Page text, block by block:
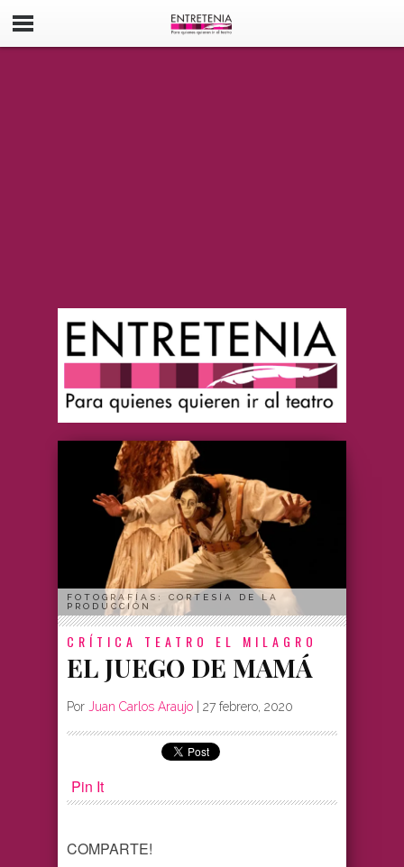
FOTOGRAFÍAS: CORTESÍA DE LA
PRODUCCIÓN
CRÍTICA TEATRO EL MILAGRO
EL JUEGO DE MAMÁ
Por Juan Carlos Araujo | 27 febrero, 2020
Pin It
COMPARTE!